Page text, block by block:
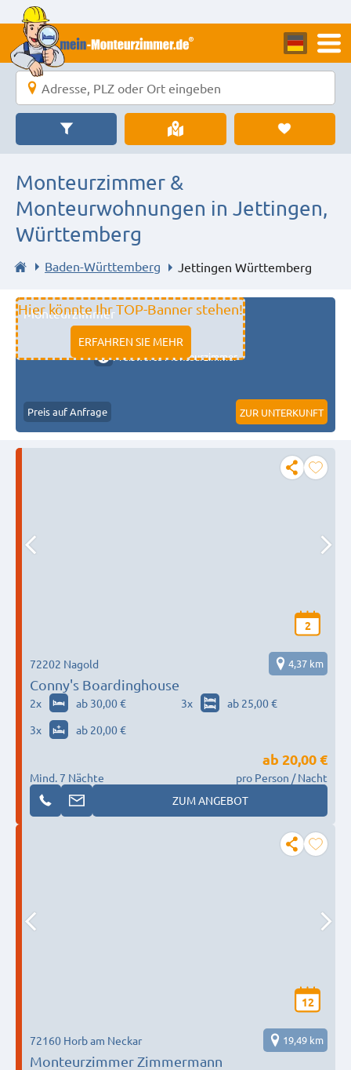
Monteurzimmer &
Monteurwohnungen in Jettingen,
Württemberg
Baden-Württemberg Jettingen Württemberg
Hier könnte Ihr TOP-Banner stehen!
ERFAHREN SIE MEHR
Monteurzimmer
11333 fulda
Preiswerte Monteurzimmer
Preis auf Anfrage ZUR UNTERKUNFT
2
Conny's Boardinghouse
72202 Nagold 4,37 km
2x ab 30,00 € 3x
ab 25,00 €
3x ab 20,00 €
Mind. 7 Nächte
ab 20,00 €
pro Person / Nacht
ZUM ANGEBOT
12
Monteurzimmer Zimmermann
72160 Horb am Neckar 19,49 km